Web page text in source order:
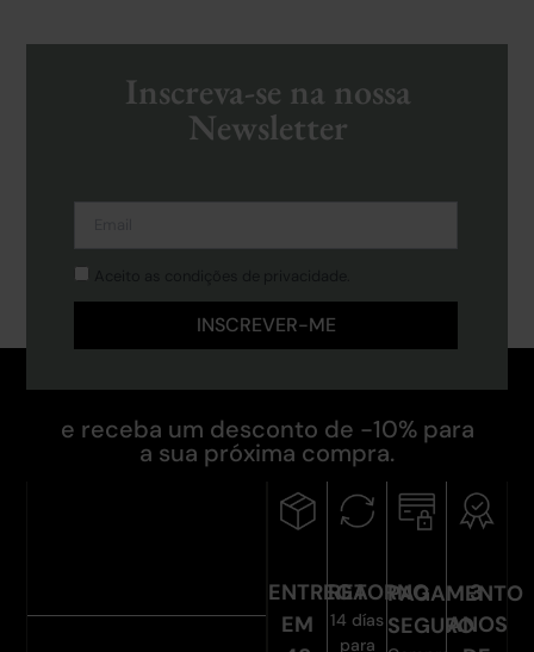
Inscreva-se na nossa
Newsletter
e receba um desconto de -10% para
a sua próxima compra.
INSCREVER-ME
ENTREGA
EM
RETORNO
14 días
para
PAGAMENTO
SEGURO
3
ANOS